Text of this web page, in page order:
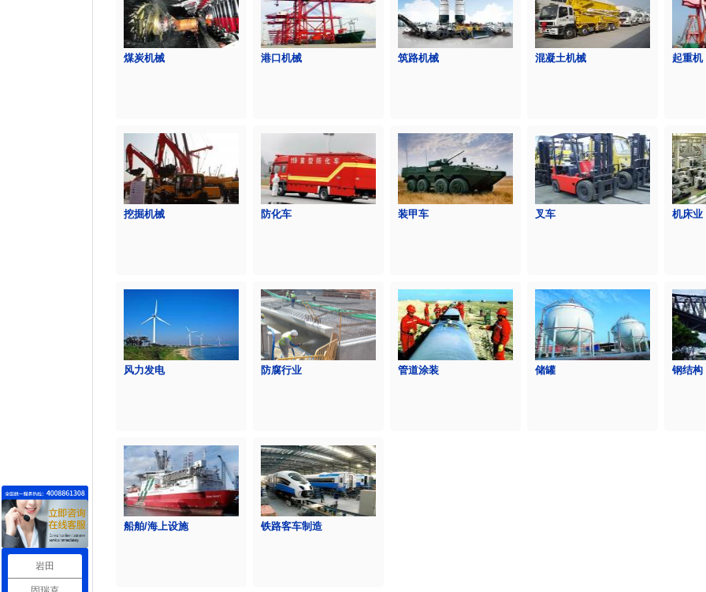
煤炭机械 港口机械 筑路机械 混凝土机械 起重机
挖掘机械 防化车 装甲车 叉车 机床业
风力发电 防腐行业 管道涂装 储罐 钢结构
船舶/海上设施 铁路客车制造
岩田